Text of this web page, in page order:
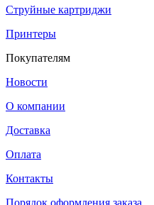
Струйные картриджи
Принтеры
Покупателям
Новости
О компании
Доставка
Оплата
Контакты
Порядок оформления заказа